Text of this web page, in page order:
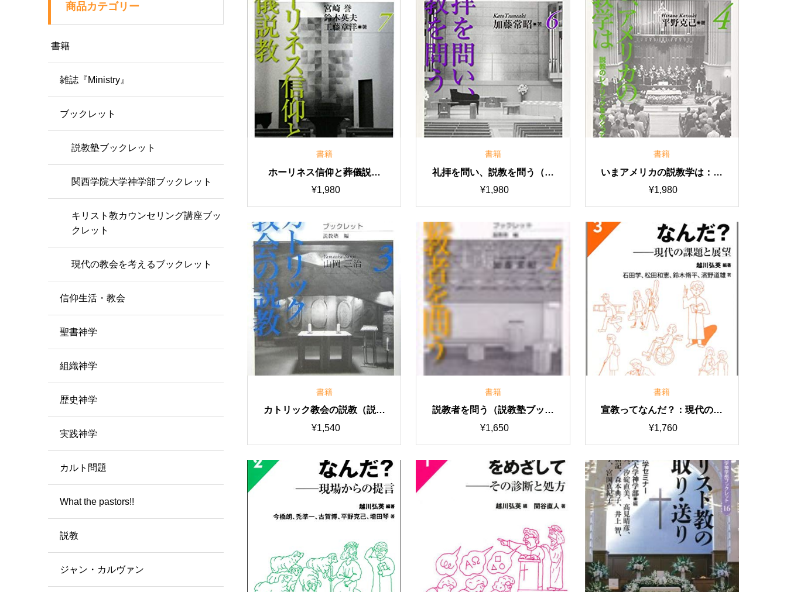
書籍
ホーリネス信仰と葬儀説教
（説教塾ブックレット７）
¥1,980
書籍
礼拝を問い、説教を問う（説
教塾ブックレット６）
¥1,980
書籍
いまアメリカの説教学は：説
教のレトリックをめぐって
¥1,980
書籍
カトリック教会の説教（説教
塾ブックレット３）
¥1,540
書籍
説教者を問う（説教塾ブック
レット１）
¥1,650
書籍
宣教ってなんだ？：現代の課
題と展望（現代の教会を考え
¥1,760
商品カテゴリー
書籍
雑誌『Ministry』
ブックレット
説教塾ブックレット
関西学院大学神学部ブックレット
キリスト教カウンセリング講座ブッ
クレット
現代の教会を考えるブックレット
信仰生活・教会
聖書神学
組織神学
歴史神学
実践神学
カルト問題
What the pastors!!
説教
ジャン・カルヴァン